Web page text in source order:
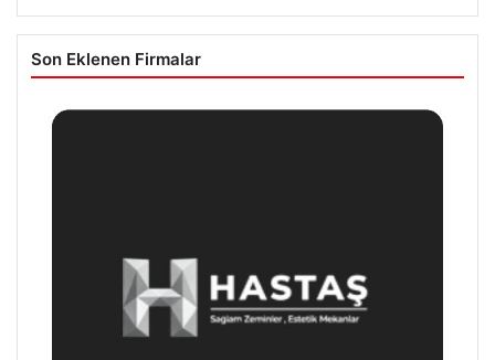
Son Eklenen Firmalar